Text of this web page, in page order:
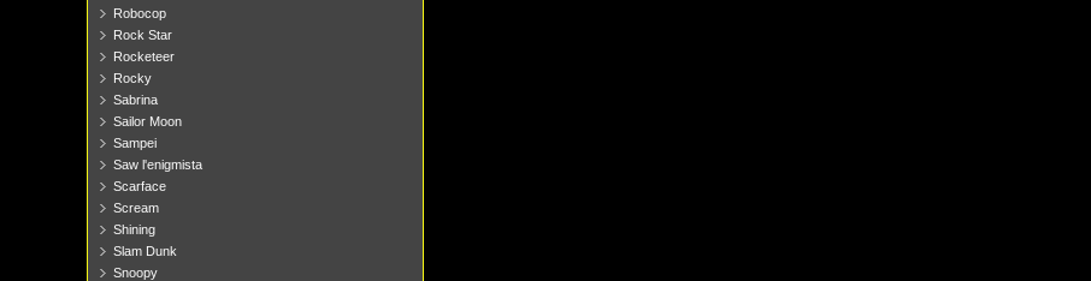
Robocop
Rock Star
Rocketeer
Rocky
Sabrina
Sailor Moon
Sampei
Saw l'enigmista
Scarface
Scream
Shining
Slam Dunk
Snoopy